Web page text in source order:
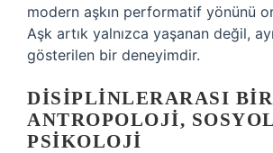
modern aşkın performatif yönünü
Aşk artık yalnızca yaşanan değil,
gösterilen bir deneyimdir.
DISIPLINLERARASI
ANTROPOLOJI,
PSIKOLOJI